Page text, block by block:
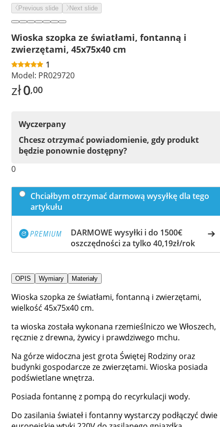
Previous slide Next slide
Wioska szopka ze światłami, fontanną i
zwierzętami, 45x75x40 cm
1
Model: PR029720
zł0,00
Wyczerpany
Chcesz otrzymać powiadomienie, gdy produkt
będzie ponownie dostępny?
0
Chciałbym otrzymać darmową wysyłkę dla tego
artykułu
DARMOWE wysyłki i do 1500€
oszczędności za tylko 40,19zł/rok
OPIS Wymiary Materiały
Wioska szopka ze światłami, fontanną i zwierzętami,
wielkość 45x75x40 cm.
ta wioska została wykonana rzemieślniczo we Włoszech,
ręcznie z drewna, żywicy i prawdziwego mchu.
Na górze widoczna jest grota Świętej Rodziny oraz
budynki gospodarcze ze zwierzętami. Wioska posiada
podświetlane wnętrza.
Posiada fontannę z pompą do recyrkulacji wody.
Do zasilania świateł i fontanny wystarczy podłączyć dwie